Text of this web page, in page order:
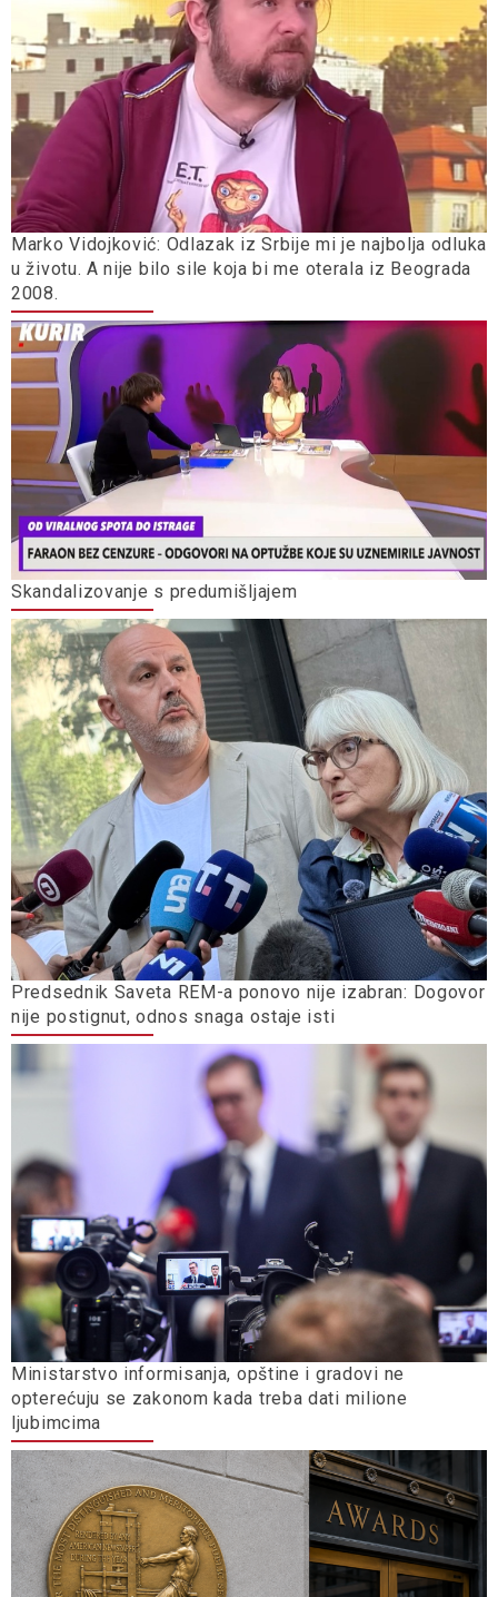
Marko Vidojković: Odlazak iz Srbije mi je najbolja odluka
u životu. A nije bilo sile koja bi me oterala iz Beograda
2008.
Skandalizovanje s predumišljajem
Predsednik Saveta REM-a ponovo nije izabran: Dogovor
nije postignut, odnos snaga ostaje isti
Ministarstvo informisanja, opštine i gradovi ne
opterećuju se zakonom kada treba dati milione
ljubimcima